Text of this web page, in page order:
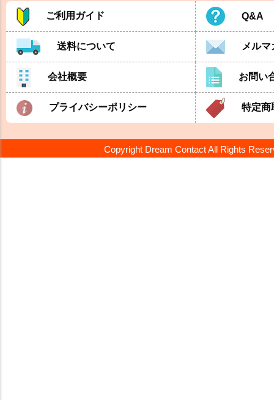
ご利用ガイド Q&A
送料について メル
会社概要 お問い
プライバシーポリシー 特定商
Copyright Dream Contact All Rights